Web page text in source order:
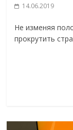
14.06.2019
Не изменяя
прокрутить